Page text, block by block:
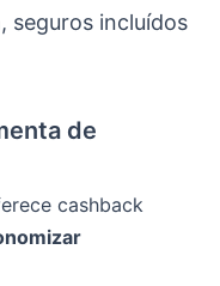
seguros incluídos
de
cashback